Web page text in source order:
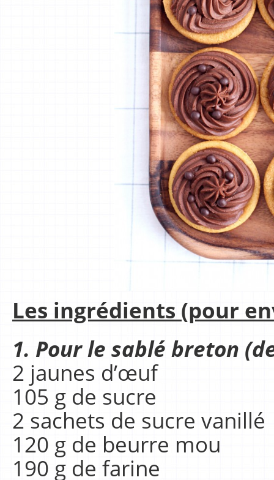
Les ingrédients (pour
1. Pour le sablé breton
2 jaunes d’œuf
105 g de sucre
2 sachets de sucre vanillé
120 g de beurre mou
190 g de farine